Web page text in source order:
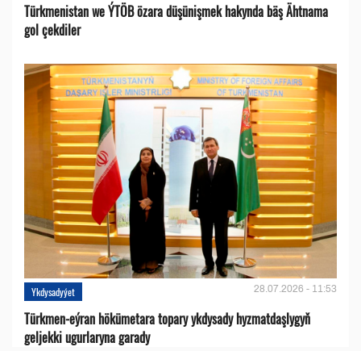
Türkmenistan we ÝTÖB özara düşünişmek hakynda bäş Ähtnama
gol çekdiler
Ykdysadyýet 28.07.2026 - 11:53
Türkmen-eýran hökümetara topary ykdysady hyzmatdaşlygyň
geljekki ugurlaryna garady